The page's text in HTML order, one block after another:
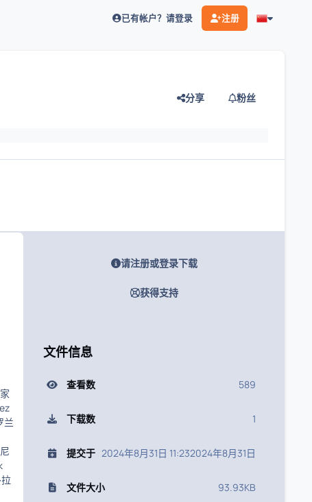
已有帐户？请登录 注册
分享 粉丝
片
兰
请注册或登录下载
获得支持
文件信息
查看数 589
下载数 1
提交于 2024年8月31日 11:232024年8月31日
文件大小 93.93KB